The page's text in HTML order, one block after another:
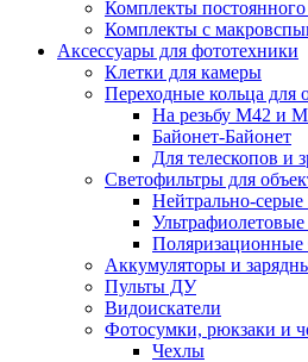
Комплекты постоянного
Комплекты с
Аксессуары для фототехники
Клетки для камеры
Переходные кольца для
На резьбу М42 и
Байонет-Байонет
Для телескопов и
Светофильтры для
Нейтрально-
Поляризационные
Аккумуляторы и
Пульты ДУ
Видоискатели
Фотосумки, рюкзаки и
Чехлы